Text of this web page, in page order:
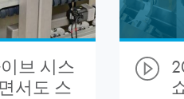
브 시스
서도 스